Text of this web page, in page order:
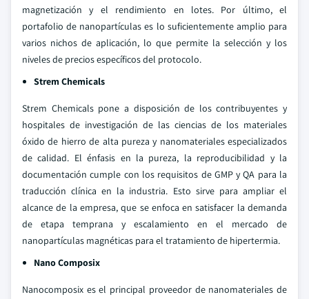
magnetización y el rendimiento en lotes. Por último, el
portafolio de nanopartículas es lo suficientemente amplio para
varios nichos de aplicación, lo que permite la selección y los
niveles de precios específicos del protocolo.
Strem Chemicals
Strem Chemicals pone a disposición de los contribuyentes y
hospitales de investigación de las ciencias de los materiales
óxido de hierro de alta pureza y nanomateriales especializados
de calidad. El énfasis en la pureza, la reproducibilidad y la
documentación cumple con los requisitos de GMP y QA para la
traducción clínica en la industria. Esto sirve para ampliar el
alcance de la empresa, que se enfoca en satisfacer la demanda
de etapa temprana y escalamiento en el mercado de
nanopartículas magnéticas para el tratamiento de hipertermia.
Nano Composix
Nanocomposix es el principal proveedor de nanomateriales de